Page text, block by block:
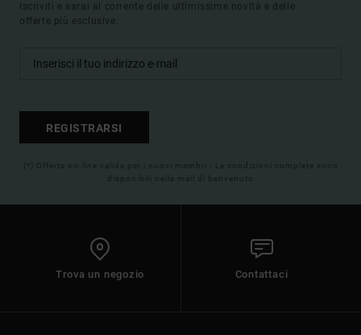
Iscriviti e sarai al corrente delle ultimissime novità e delle
offerte più esclusive.
REGISTRARSI
(*) Offerta on-line valida per i nuovi membri - Le condizioni complete sono
disponibili nella mail di benvenuto
Trova un negozio Contattaci